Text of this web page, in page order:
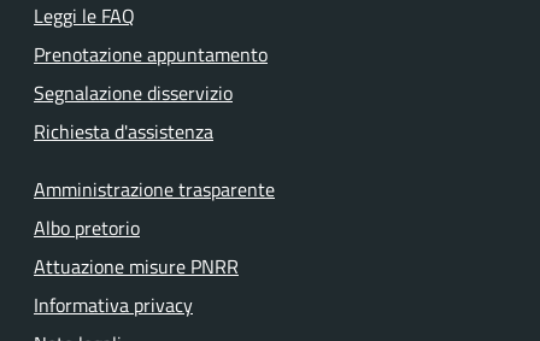
Leggi le FAQ
Prenotazione appuntamento
Segnalazione disservizio
Richiesta d'assistenza
Amministrazione trasparente
Albo pretorio
Attuazione misure PNRR
Informativa privacy